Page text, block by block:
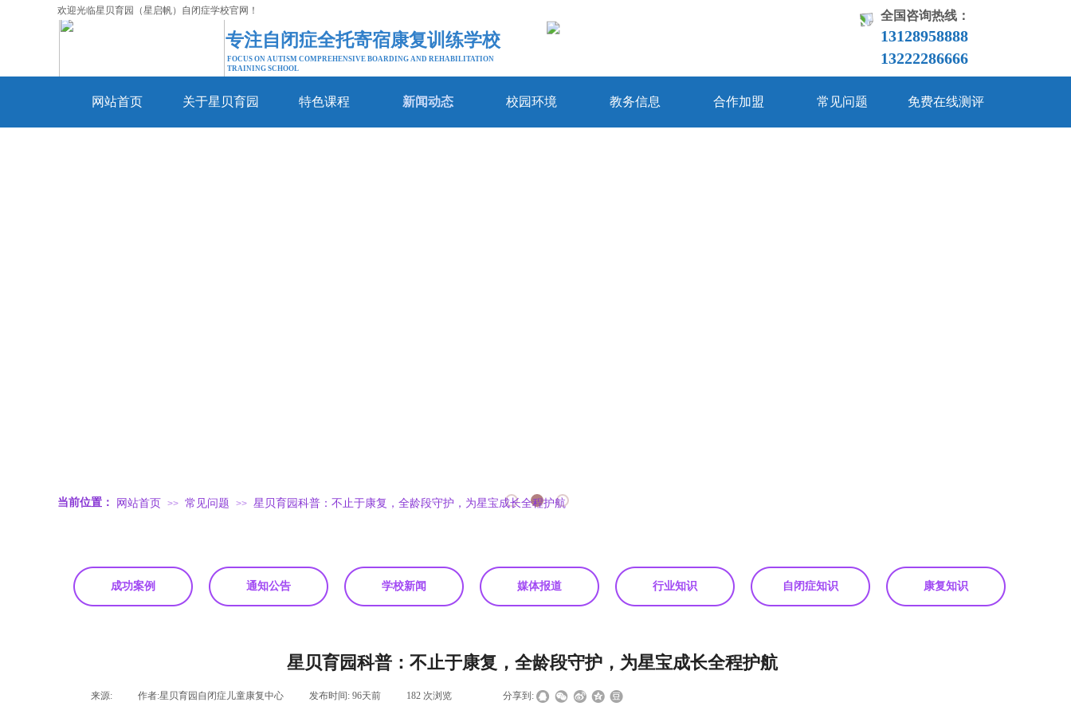
全国咨询热线：
13128958888
13222286666
欢迎光临星贝育园（星启帆）自闭症学校官网！
FOCUS ON AUTISM COMPREHENSIVE BOARDING AND REHABILITATION
TRAINING SCHOOL
网站首页 关于星贝育园 特色课程 新闻动态 校园环境 教务信息 合作加盟 常见问题 免费在线测评
专注自闭症全托寄宿康复训练学校
网站首页 >> 常见问题 >> 星贝育园科普：不止于康复，全龄段守护，为星宝成长全程护航
当前位置：
成功案例 通知公告 学校新闻 媒体报道 行业知识 自闭症知识 康复知识
星贝育园科普：不止于康复，全龄段守护，为星宝成长全程护航
来源: 作者:星贝育园自闭症儿童康复中心 发布时间: 96天前 182 次浏览 分享到: